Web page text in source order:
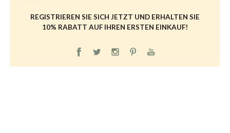
REGISTRIEREN SIE SICH JETZT UND ERHALTEN SIE
10% RABATT AUF IHREN ERSTEN EINKAUF!